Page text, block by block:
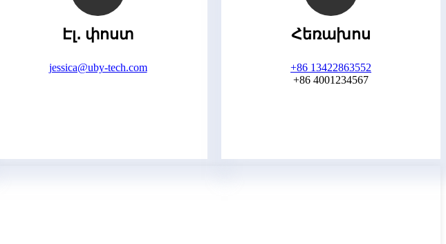
Էլ․ փոստ
jessica@uby-tech.com
Հեռախոս
+86 13422863552
+86 4001234567